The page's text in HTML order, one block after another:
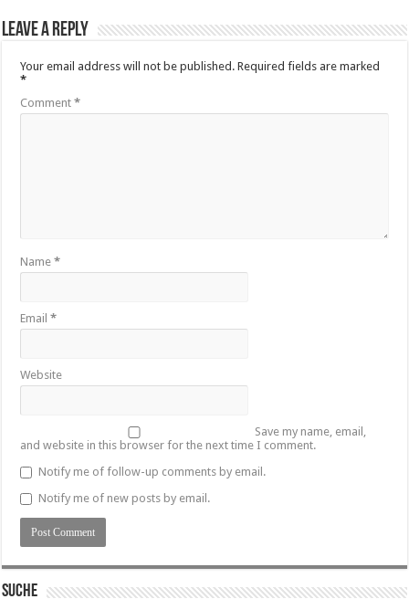
Leave a Reply
Your email address will not be published. Required fields are marked
*
Comment*
Name*
Email*
Website
Save my name, email,
and website in this browser for the next time I comment.
Notify me of follow-up comments by email.
Notify me of new posts by email.
SUCHE